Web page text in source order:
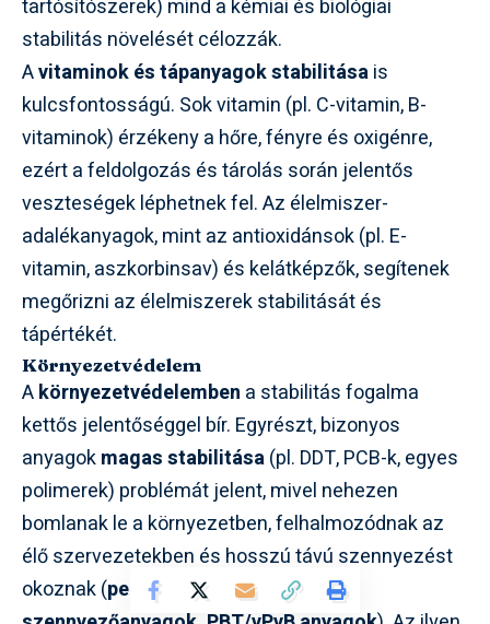
tartósítószerek) mind a kémiai és biológiai
stabilitás növelését célozzák.
Avitaminok és tápanyagok stabilitásais
kulcsfontosságú. Sok vitamin (pl. C-vitamin, B-
vitaminok) érzékeny a hőre, fényre és oxigénre,
ezért a feldolgozás és tárolás során jelentős
veszteségek léphetnek fel. Az élelmiszer-
adalékanyagok, mint az antioxidánsok (pl. E-
vitamin, aszkorbinsav) és kelátképzők, segítenek
megőrizni az élelmiszerek stabilitását és
tápértékét.
Környezetvédelem
Akörnyezetvédelemben a stabilitás fogalma
kettős jelentőséggel bír. Egyrészt, bizonyos
anyagokmagas stabilitása(pl. DDT, PCB-k, egyes
polimerek) problémát jelent, mivel nehezen
bomlanak le a környezetben, felhalmozódnak az
élő szervezetekben és hosszú távú szennyezést
okoznak (perzisztens szerves